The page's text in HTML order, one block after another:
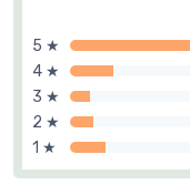
5 ★
4 ★
3 ★
2 ★
1 ★